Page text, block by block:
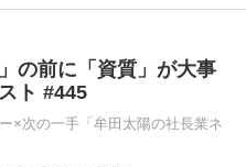
の前に「資質」が大事
ト #445
×次の一手「牟田太陽の社長業ネ